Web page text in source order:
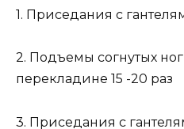
1. Приседания с
2. Подъемы согнутых
перекладине 15 -20 раз
3. Приседания с